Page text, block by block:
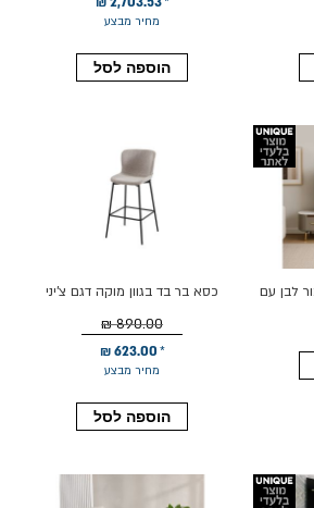
מחיר מבצע
הוספה לסל
ס"מ גימור לבן עם
כסא בר בד בגוון מוקה דגם צ'יני
מחיר מבצע
623.00 ₪
890.00 ₪
הוספה לסל